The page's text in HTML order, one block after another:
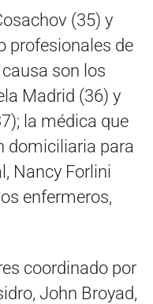
(35) y
profesionales de
son los
Madrid (36) y
la médica que
domiciliaria para
Nancy Forlini
enfermeros,
coordinado por
John Broyad,